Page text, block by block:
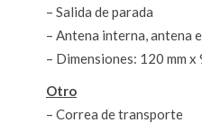
– Salida de parada
– Antena interna, antena
– Dimensiones: 120 mm x
Otro
– Correa de transporte